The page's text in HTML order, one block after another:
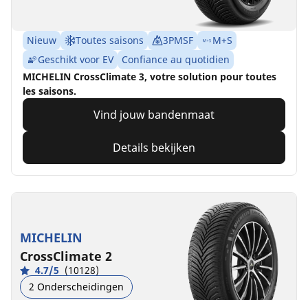
Nieuw Toutes saisons 3PMSF
M+S
Geschikt voor EV
Confiance au quotidien
MICHELIN CrossClimate 3, votre solution pour toutes
les saisons.
Vind jouw bandenmaat
Details bekijken
MICHELIN
CrossClimate 2
4.7/5 (10128)
2 Onderscheidingen